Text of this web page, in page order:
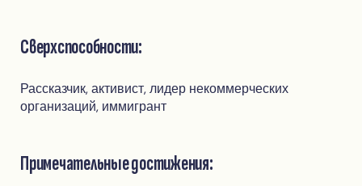
Сверхспособности:
Рассказчик, активист, лидер некоммерческих
организаций, иммигрант
Примечательные достижения: